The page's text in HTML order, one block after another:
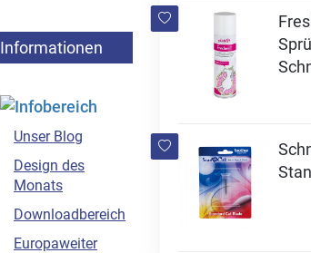
Informationen
Unser Blog
Design des
Monats
Downloadbereich
Europaweiter